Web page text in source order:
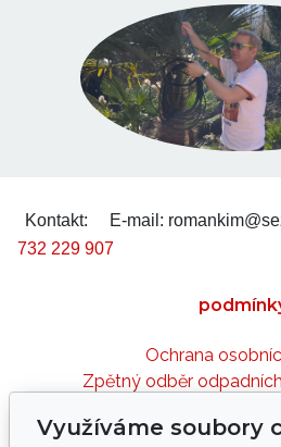
Kontakt: E-mail:
732 229 907
Ochrana
Zpětný odběr
Využíváme soubory